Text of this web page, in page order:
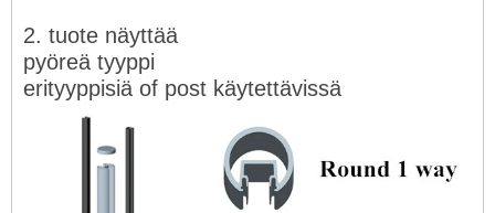
2. tuote näyttää
pyöreä tyyppi
erityyppisiä of post käytettävissä